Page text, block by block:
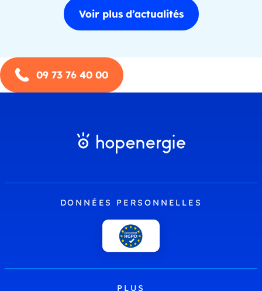
Voir plus d’actualités
09 73 76 40 00
DONNÉES PERSONNELLES
PLUS